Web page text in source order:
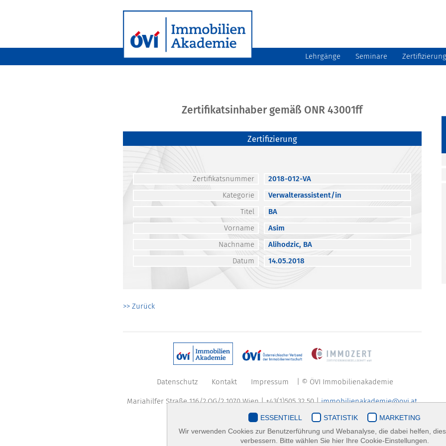
Lehrgänge Seminare Zertifizierung
Zertifikatsinhaber gemäß ONR 43001ff
Zertifizierung
Zertifikatsnummer
2018-012-VA
Kategorie
Verwalterassistent/in
Titel
BA
Vorname
Asim
Nachname
Alihodzic, BA
Datum
14.05.2018
>> Zurück
Datenschutz Kontakt Impressum | © ÖVI Immobilienakademie
Mariahilfer Straße 116/2.OG/2 1070 Wien | +43(1)505 32 50 |immobilienakademie@ovi.at
ESSENTIELL STATISTIK
MARKETING
Wir verwenden Cookies zur Benutzerführung und Webanalyse, die dabei helfen,
verbessern. Bitte wählen Sie hier Ihre Cookie-Einstellungen.